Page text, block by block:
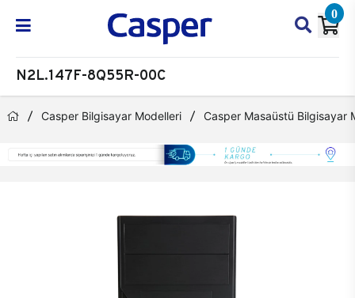
0
N2L.147F-8Q55R-00C
Casper Bilgisayar Modelleri Casper Masaüstü Bilgisayar